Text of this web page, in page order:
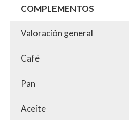
COMPLEMENTOS
Valoración general
Café
Pan
Aceite